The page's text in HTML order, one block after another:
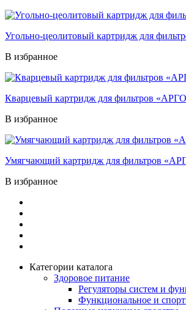
Угольно-цеолитовый картридж для
В избранное
Кварцевый картридж для фильтров
В избранное
Умягчающий картридж для фильтров
В избранное
Категории каталога
Здоровое питание
Регуляторы систем и
Функциональное и